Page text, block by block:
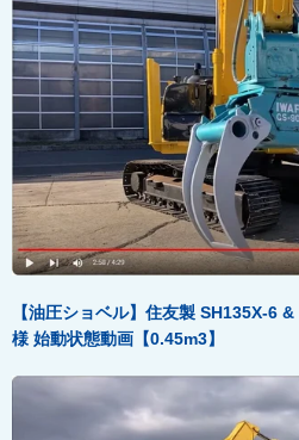
【油圧ショベル】住友製 SH135X-6 &
様 始動状態動画【0.45m3】